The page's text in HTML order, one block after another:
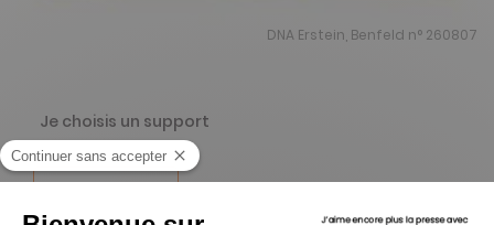
DNA Erstein, Benfeld n° 260807
Je choisis un support